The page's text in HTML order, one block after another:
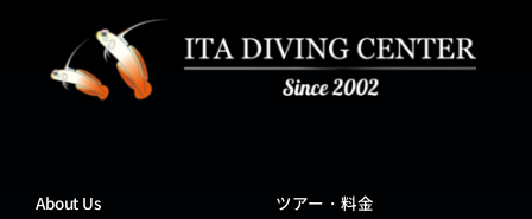
About Us ツアー・料金